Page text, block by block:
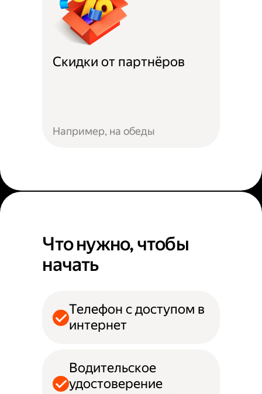
Скидки от партнёров
Например, на обеды
Что нужно, чтобы
начать
Телефон с доступом в
интернет
Водительское
удостоверение